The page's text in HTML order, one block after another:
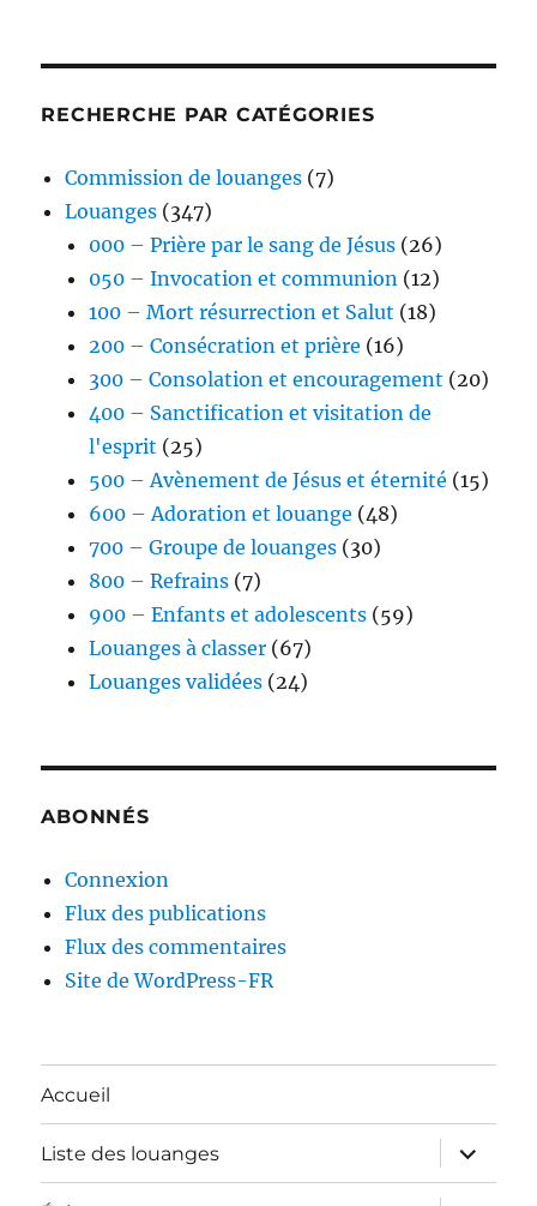
RECHERCHE PAR CATÉGORIES
Commission de louanges (7)
Louanges (347)
000 – Prière par le sang de Jésus (26)
050 – Invocation et communion (12)
100 – Mort résurrection et Salut (18)
200 – Consécration et prière (16)
300 – Consolation et encouragement (20)
400 – Sanctification et visitation de
l'esprit (25)
500 – Avènement de Jésus et éternité (15)
600 – Adoration et louange (48)
700 – Groupe de louanges (30)
800 – Refrains (7)
900 – Enfants et adolescents (59)
Louanges à classer (67)
Louanges validées (24)
ABONNÉS
Connexion
Flux des publications
Flux des commentaires
Site de WordPress-FR
Accueil
Liste des louanges
ouvrir
le
sous-